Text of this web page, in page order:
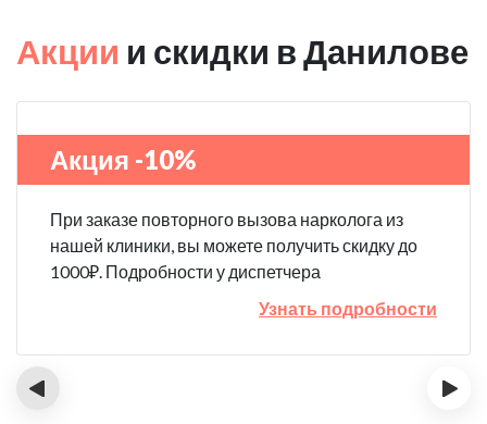
Акции и скидки в Данилове
Акция -10%
При заказе повторного вызова нарколога из
нашей клиники, вы можете получить скидку до
1000₽. Подробности у диспетчера
Узнать подробности
‹ ›